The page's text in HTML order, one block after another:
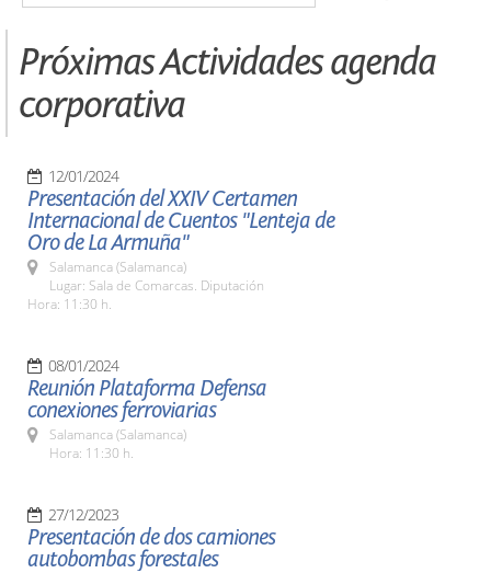
Próximas Actividades agenda
corporativa
12/01/2024
Presentación del XXIV Certamen
Internacional de Cuentos "Lenteja de
Oro de La Armuña"
Salamanca (Salamanca)
Lugar: Sala de Comarcas. Diputación
Hora: 11:30 h.
08/01/2024
Reunión Plataforma Defensa
conexiones ferroviarias
Salamanca (Salamanca)
Hora: 11:30 h.
27/12/2023
Presentación de dos camiones
autobombas forestales